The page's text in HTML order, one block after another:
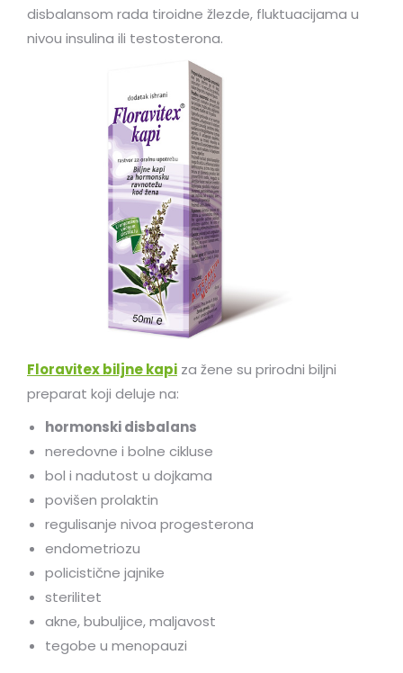
disbalansom rada tiroidne žlezde, fluktuacijama u
nivou insulina ili testosterona.
Floravitex biljne kapi za žene su prirodni biljni
preparat koji deluje na:
hormonski disbalans
neredovne i bolne cikluse
bol i nadutost u dojkama
povišen prolaktin
regulisanje nivoa progesterona
endometriozu
policistične jajnike
sterilitet
akne, bubuljice, maljavost
tegobe u menopauzi